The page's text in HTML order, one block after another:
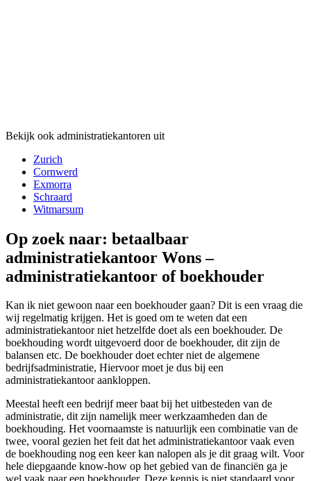
Bekijk ook administratiekantoren uit
Zurich
Cornwerd
Exmorra
Schraard
Witmarsum
Op zoek naar: betaalbaar
administratiekantoor Wons –
administratiekantoor of boekhouder
Kan ik niet gewoon naar een boekhouder gaan? Dit is een vraag die
wij regelmatig krijgen. Het is goed om te weten dat een
administratiekantoor niet hetzelfde doet als een boekhouder. De
boekhouding wordt uitgevoerd door de boekhouder, dit zijn de
balansen etc. De boekhouder doet echter niet de algemene
bedrijfsadministratie, Hiervoor moet je dus bij een
administratiekantoor aankloppen.
Meestal heeft een bedrijf meer baat bij het uitbesteden van de
administratie, dit zijn namelijk meer werkzaamheden dan de
boekhouding. Het voornaamste is natuurlijk een combinatie van de
twee, vooral gezien het feit dat het administratiekantoor vaak even
de boekhouding nog een keer kan nalopen als je dit graag wilt. Voor
hele diepgaande know-how op het gebied van de financiën ga je